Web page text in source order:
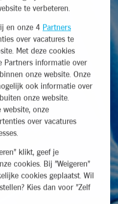
te verbeteren.
en onze 4 Partners
over vacatures te
Met deze cookies
Partners informatie over
onze website. Onze
ook informatie over
onze website.
website, onze
over vacatures
klikt, geef je
cookies. Bij "Weigeren"
cookies geplaatst. Wil
Kies dan voor "Zelf